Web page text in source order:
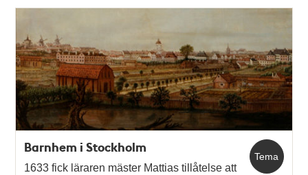
Tema
Barnhem i Stockholm
1633 fick läraren mäster Mattias tillåtelse att